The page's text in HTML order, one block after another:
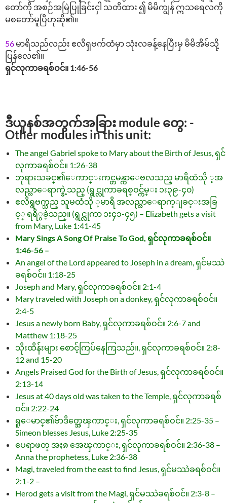
တော်ကို အစဉ်အမြဲပြုခြင်းငှါ သတိထား ၍ မိမိကျွန် ဣသရေလကို
မစတော်မူပြီဟုဆို၏။
56 မာရိသည်လည်း ဧလိရှဗက်ထံမှာ သုံးလခန့်နေပြီးမှ မိမိအိမ်သို့
ပြန်လေ၏။
ရှင်လုကာခရစ်ဝင်။ 1:46-56
ဒီယူနစ်အတွက်အခြား module တွေ: -
Other modules in this unit:
The angel Gabriel spoke to Mary about the Birth of Jesus, ရှင်
လုကာခရစ်ဝင်။ 1:26-38
ဘုရားသခင္၏ေကာင္းကင္တမန္ကာေဗလသည္ မာရိထံသို ့အ
လည္လာေရာက္ခဲ့သည္ (ရွင္လုကာခရစ္ဝင္က်မ္း ၁း၃၉-၄၀)
ဧလိရွဗက္သည္ သူမထံသို ့မာရိ အလည္လာေရာက္ျခင္းအခြ
င့္ ရရိွခဲ့သည္။ (ရွင္လုကာ ၁း၄၁-၄၅) – Elizabeth gets a visit
from Mary, Luke 1:41-45
Mary Sings A Song Of Praise To God, ရှင်လုကာခရစ်ဝင်။
1:46-56 –
An angel of the Lord appeared to Joseph in a dream, ရှင်မဿဲ
ခရစ်ဝင်။ 1:18-25
Joseph and Mary, ရှင်လုကာခရစ်ဝင်။ 2:1-4
Mary traveled with Joseph on a donkey, ရှင်လုကာခရစ်ဝင်။
2:4-5
Jesus a newly born Baby, ရှင်လုကာခရစ်ဝင်။ 2:6-7 and
Matthew 1:18-25
သိုးထိန်းများ စောင့်ကြပ်နေကြသည်။, ရှင်လုကာခရစ်ဝင်။ 2:8-
12 and 15-20
Angels Praised God for the Birth of Jesus, ရှင်လုကာခရစ်ဝင်။
2:13-14
Jesus at 40 days old was taken to the Temple, ရှင်လုကာခရစ်
ဝင်။ 2:22-24
ရူေမာင္၏ဗ်ာဒိတ္အေၾကာင္း, ရှင်လုကာခရစ်ဝင်။ 2:25-35 –
Simeon blesses Jesus, Luke 2:25-35
ပေရာဖတ္ အႏၷ အေၾကာင္း, ရှင်လုကာခရစ်ဝင်။ 2:36-38 –
Anna the prophetess, Luke 2:36-38
Magi, traveled from the east to find Jesus, ရှင်မဿဲခရစ်ဝင်။
2:1-2 –
Herod gets a visit from the Magi, ရှင်မဿဲခရစ်ဝင်။ 2:3-8 –